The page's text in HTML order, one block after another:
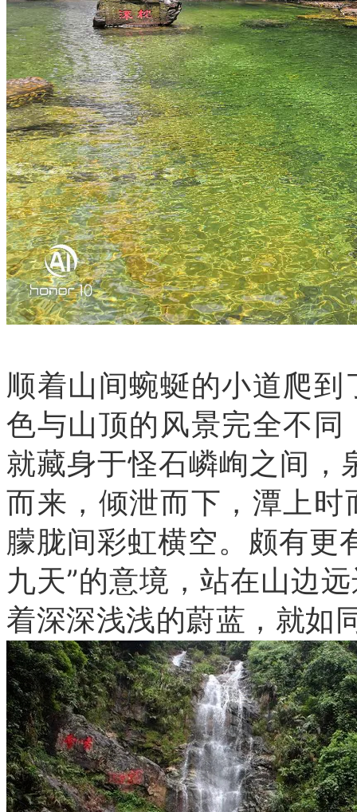
顺着山间蜿蜒的小道爬
色与山顶的风景完全不
就藏身于怪石嶙峋之间
而来，倾泄而下，潭上
朦胧间彩虹横空。颇有更
九天”的意境，站在山边
着深深浅浅的蔚蓝，就如